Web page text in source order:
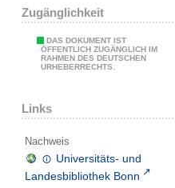
Zugänglichkeit
DAS DOKUMENT IST
ÖFFENTLICH ZUGÄNGLICH IM
RAHMEN DES DEUTSCHEN
URHEBERRECHTS.
Links
Nachweis
Universitäts- und
Landesbibliothek Bonn